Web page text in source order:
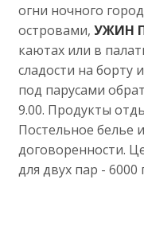
огни ночного
островами, УЖИН
каютах или в
сладости на борту
под парусами
9.00. Продукты
Постельное белье
договоренности.
для двух пар - 6000